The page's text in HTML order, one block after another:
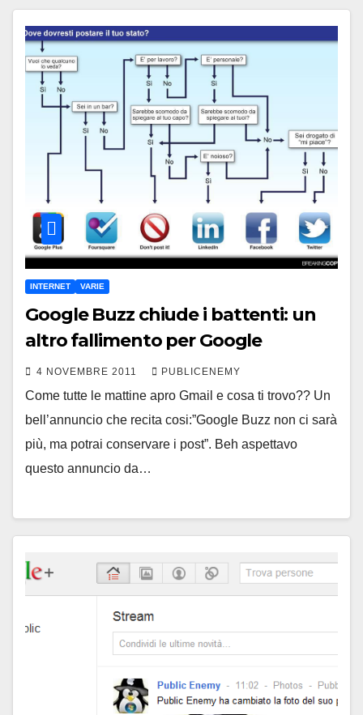
INTERNET VARIE
Google Buzz chiude i battenti: un
altro fallimento per Google
4 NOVEMBRE 2011 PUBLICENEMY
Come tutte le mattine apro Gmail e cosa ti trovo?? Un
bell’annuncio che recita cosi:”Google Buzz non ci sarà
più, ma potrai conservare i post”. Beh aspettavo
questo annuncio da…